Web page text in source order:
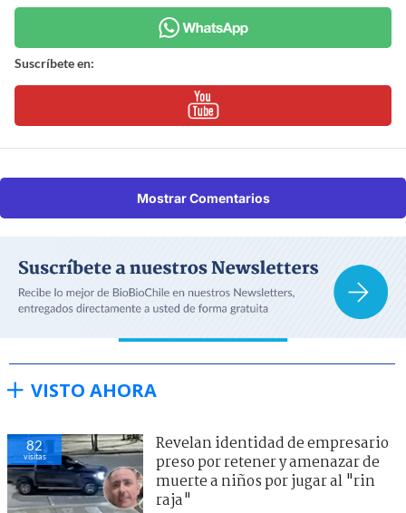
Suscríbete en:
Mostrar Comentarios
VISTO AHORA
82
visitas
Revelan identidad de empresario
preso por retener y amenazar de
muerte a niños por jugar al "rin
raja"